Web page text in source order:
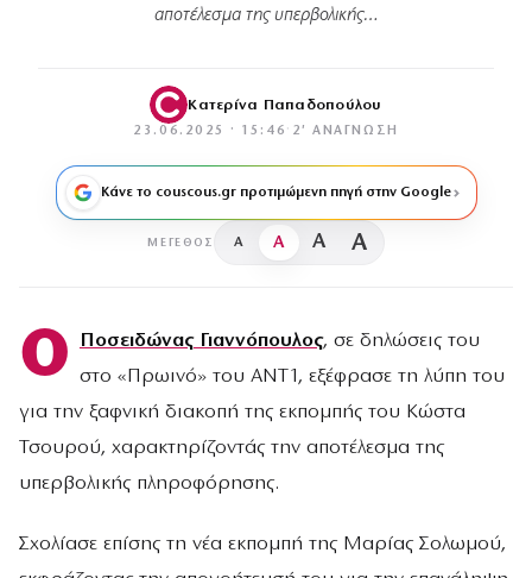
αποτέλεσμα της υπερβολικής…
Κατερίνα Παπαδοπούλου
23.06.2025 · 15:46 · 2′ ΑΝΆΓΝΩΣΗ
Κάνε το couscous.gr προτιμώμενη πηγή στην Google
ΜΈΓΕΘΟΣ A A A A
Ο Ποσειδώνας Γιαννόπουλος, σε δηλώσεις του
στο «Πρωινό» του ANT1, εξέφρασε τη λύπη του
για την ξαφνική διακοπή της εκπομπής του Κώστα
Τσουρού, χαρακτηρίζοντάς την αποτέλεσμα της
υπερβολικής πληροφόρησης.
Σχολίασε επίσης τη νέα εκπομπή της Μαρίας Σολωμού,